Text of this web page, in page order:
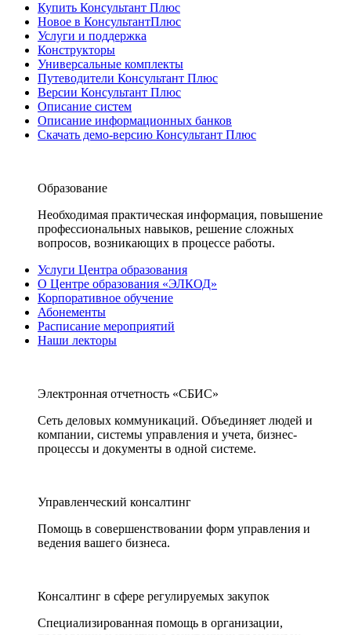
Купить Консультант Плюс
Новое в КонсультантПлюс
Услуги и поддержка
Конструкторы
Универсальные комплекты
Путеводители Консультант Плюс
Версии Консультант Плюс
Описание систем
Описание информационных банков
Скачать демо-версию Консультант Плюс
Образование
Необходимая практическая информация, повышение
профессиональных навыков, решение сложных
вопросов, возникающих в процессе работы.
Услуги Центра образования
О Центре образования «ЭЛКОД»
Корпоративное обучение
Абонементы
Расписание мероприятий
Наши лекторы
Электронная отчетность «СБИС»
Сеть деловых коммуникаций. Объединяет людей и
компании, системы управления и учета, бизнес-
процессы и документы в одной системе.
Управленческий консалтинг
Помощь в совершенствовании форм управления и
ведения вашего бизнеса.
Консалтинг в сфере регулируемых закупок
Специализированная помощь в организации,